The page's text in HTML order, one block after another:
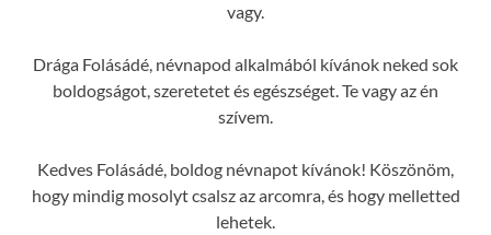
vagy.
Drága Folásádé, névnapod alkalmából kívánok neked sok
boldogságot, szeretetet és egészséget. Te vagy az én
szívem.
Kedves Folásádé, boldog névnapot kívánok! Köszönöm,
hogy mindig mosolyt csalsz az arcomra, és hogy melletted
lehetek.